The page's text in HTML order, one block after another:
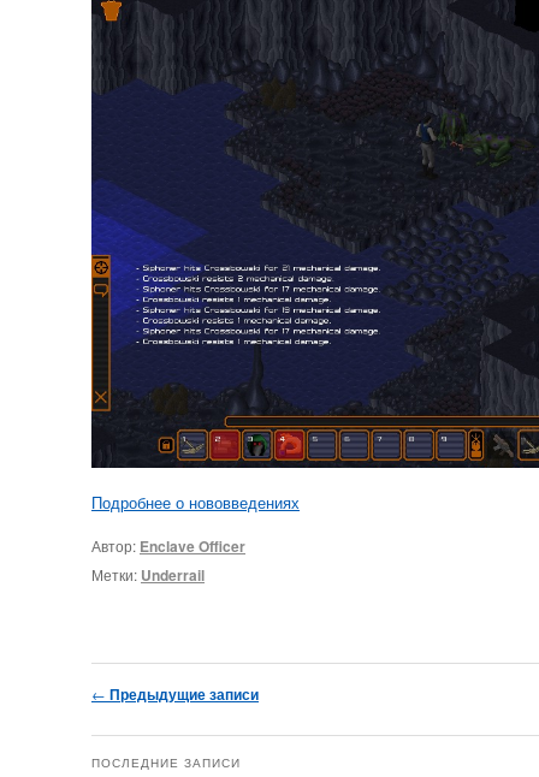
Подробнее о нововведениях
Автор: Enclave Officer
Метки: Underrail
Навигация по записям
← Предыдущие записи
ПОСЛЕДНИЕ ЗАПИСИ